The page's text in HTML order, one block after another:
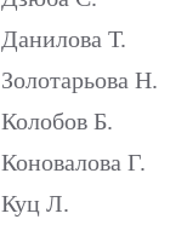
Данилова Т.
Золотарьова Н.
Колобов Б.
Коновалова Г.
Куц Л.